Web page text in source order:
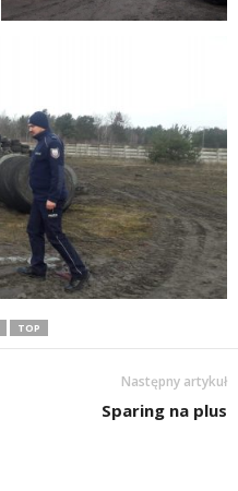
TOP
Następny artykuł
Sparing na plus